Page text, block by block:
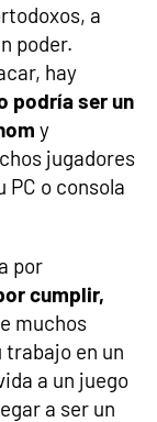
a
poder.
hay
podría ser un
y
jugadores
PC o consola
por
cumplir,
muchos
trabajo en un
a un juego
a ser un